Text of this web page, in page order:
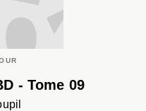
- Tome 09